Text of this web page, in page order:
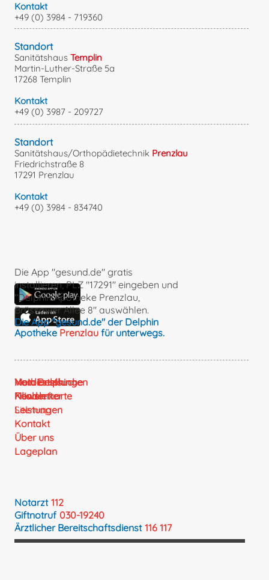
Notarzt 112
Giftnotruf 030-19240
Ärztlicher Bereitschaftsdienst 116 117
Kontakt
+49 (0) 3984 - 719360
Standort
Sanitätshaus Templin
Martin-Luther-Straße 5a
17268 Templin
Kontakt
+49 (0) 3987 - 209727
Standort
Sanitätshaus/Orthopädietechnik Prenzlau
Friedrichstraße 8
17291 Prenzlau
Kontakt
+49 (0) 3984 - 834740
Die App "gesund.de" gratis
installieren, PLZ "17291" eingeben und
"Delphin Apotheke Prenzlau,
Brüssower Allee 8" auswählen.
Die App "gesund.de" der Delphin
Apotheke Prenzlau für unterwegs.
Mein Delphin
Filialen
Leistungen
Kontakt
Über uns
Lageplan
Vorbestellungen
Kundenkarte
Sitemap
Notdienstsuche
Newsletter